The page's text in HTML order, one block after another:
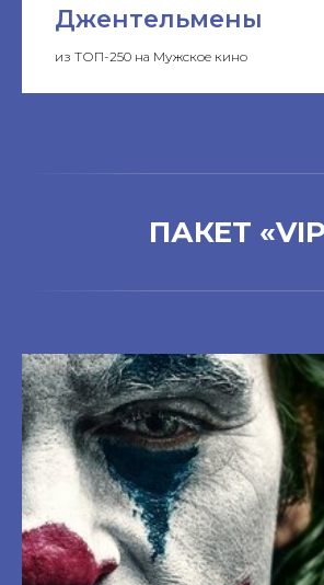
Джентельмены
из ТОП-250 на Мужское кино
ПАКЕТ